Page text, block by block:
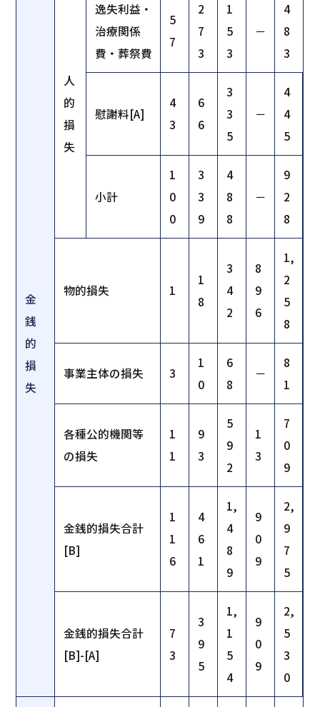
金
銭
的
損
失
人
的
損
失
逸失利益・
治療関係
費・葬祭費
5
7
2
7
3
1
5
3
－
4
8
3
慰謝料[A]
4
3
6
6
3
3
5
－
4
4
5
小計
1
0
0
3
3
9
4
8
8
－
9
2
8
物的損失 1
1
8
3
4
2
8
9
6
1,
2
5
8
事業主体の損失 3
1
0
6
8
－
8
1
各種公的機関等
の損失
1
1
9
3
5
9
2
1
3
7
0
9
金銭的損失合計
[B]
1
1
6
4
6
1
1,
4
8
9
9
0
9
2,
9
7
5
金銭的損失合計
[B]-[A]
7
3
3
9
5
1,
1
5
4
9
0
9
2,
5
3
0